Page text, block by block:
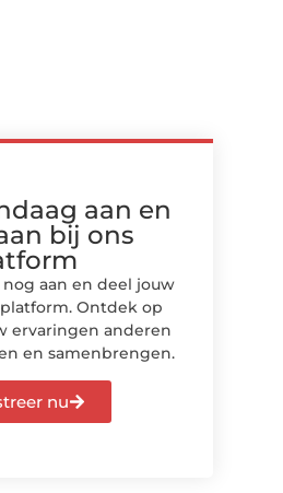
aan en
bij ons
aan en deel jouw
Ontdek op
ervaringen anderen
en samenbrengen.
nu